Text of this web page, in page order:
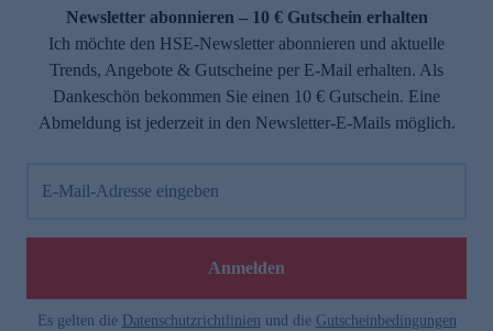
Newsletter abonnieren – 10 € Gutschein erhalten
Ich möchte den HSE-Newsletter abonnieren und aktuelle
Trends, Angebote & Gutscheine per E-Mail erhalten. Als
Dankeschön bekommen Sie einen 10 € Gutschein. Eine
Abmeldung ist jederzeit in den Newsletter-E-Mails möglich.
E-Mail-Adresse eingeben
Anmelden
Es gelten die Datenschutzrichtlinien und die Gutscheinbedingungen